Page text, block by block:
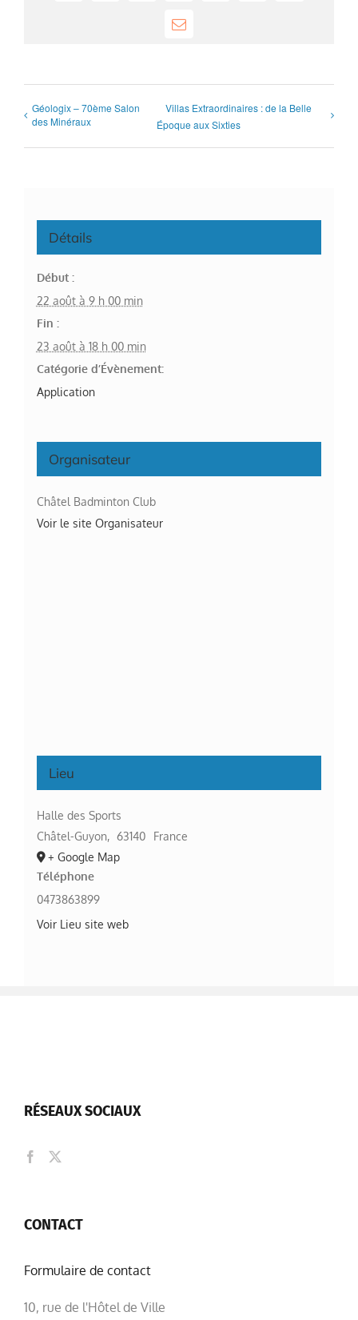
Email
Géologix – 70ème Salon
des Minéraux
Villas Extraordinaires : de la Belle
Époque aux Sixties
Détails
Début :
22 août à 9 h 00 min
Fin :
23 août à 18 h 00 min
Catégorie d’Évènement:
Application
Organisateur
Châtel Badminton Club
Voir le site Organisateur
Lieu
Halle des Sports
Châtel-Guyon, 63140
France
+ Google Map
Téléphone
0473863899
Voir Lieu site web
RÉSEAUX SOCIAUX
CONTACT
Formulaire de contact
10, rue de l'Hôtel de Ville